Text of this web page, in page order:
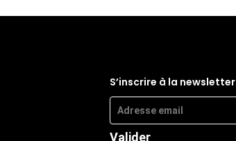
S’inscrire à la newsletter
Valider